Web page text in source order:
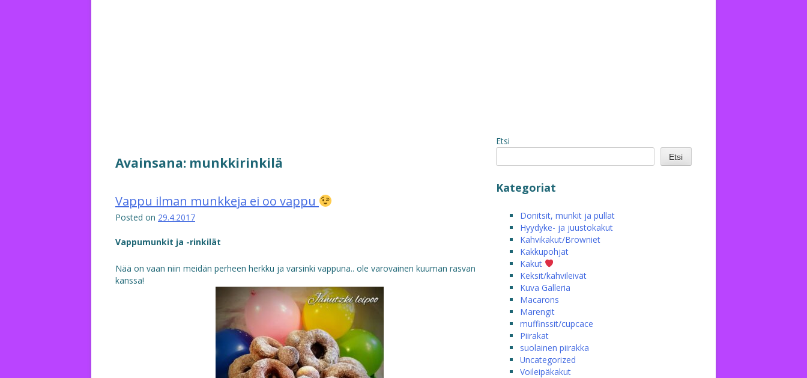
Avainsana: munkkirinkilä
Vappu ilman munkkeja ei oo vappu
Posted on 29.4.2017
Vappumunkit ja -rinkilät
Nää on vaan niin meidän perheen herkku ja varsinki vappuna.. ole varovainen kuuman rasvan
kanssa!
Etsi
Etsi
Kategoriat
Donitsit, munkit ja pullat
Hyydyke- ja juustokakut
Kahvikakut/Browniet
Kakkupohjat
Kakut
Keksit/kahvileivät
Kuva Galleria
Macarons
Marengit
muffinssit/cupcace
Piirakat
suolainen piirakka
Uncategorized
Voileipäkakut